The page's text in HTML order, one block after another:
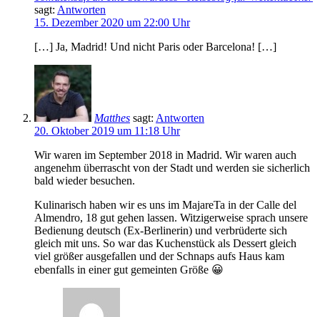
sagt: Antworten
15. Dezember 2020 um 22:00 Uhr
[…] Ja, Madrid! Und nicht Paris oder Barcelona! […]
Matthes sagt: Antworten
20. Oktober 2019 um 11:18 Uhr
Wir waren im September 2018 in Madrid. Wir waren auch
angenehm überrascht von der Stadt und werden sie sicherlich
bald wieder besuchen.
Kulinarisch haben wir es uns im MajareTa in der Calle del
Almendro, 18 gut gehen lassen. Witzigerweise sprach unsere
Bedienung deutsch (Ex-Berlinerin) und verbrüderte sich
gleich mit uns. So war das Kuchenstück als Dessert gleich
viel größer ausgefallen und der Schnaps aufs Haus kam
ebenfalls in einer gut gemeinten Größe 😀